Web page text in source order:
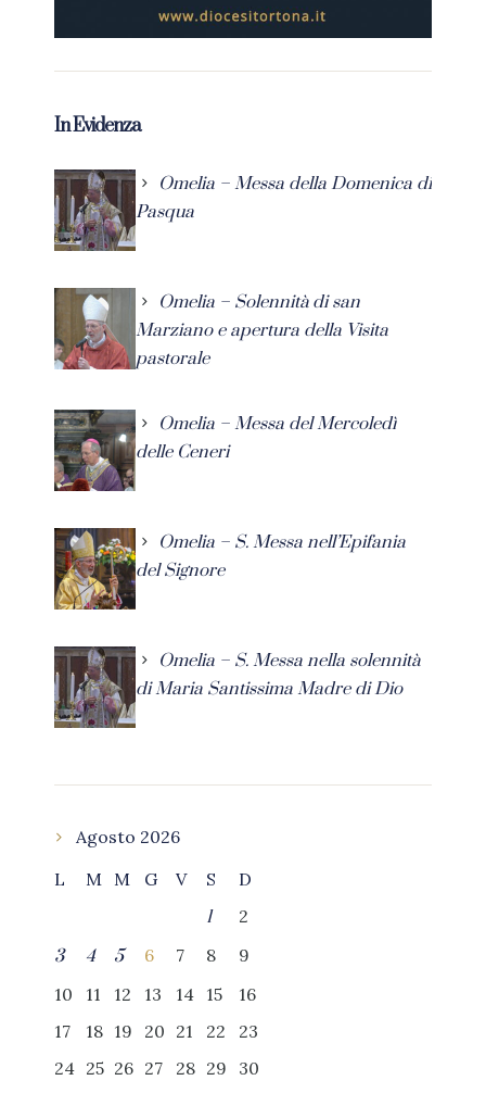
In Evidenza
Omelia – Messa della Domenica di
Pasqua
Omelia – Solennità di san
Marziano e apertura della Visita
pastorale
Omelia – Messa del Mercoledì
delle Ceneri
Omelia – S. Messa nell’Epifania
del Signore
Omelia – S. Messa nella solennità
di Maria Santissima Madre di Dio
Agosto 2026
L
M M G V S
D
1
2
3
4 5 6 7 8
9
10
11 12 13 14 15
16
17
18 19 20 21 22
23
24 25 26 27 28 29 30